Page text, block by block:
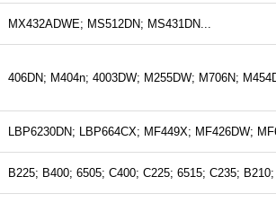
MX432ADWE; MS512DN; MS431DN...
406DN; M404n; 4003DW; M255DW; M706N;
LBP6230DN; LBP664CX; MF449X; MF426DW;
B225; B400; 6505; C400; C225; 6515; C235;